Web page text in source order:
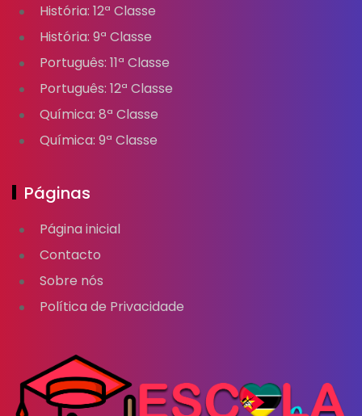
História: 12ª Classe
História: 9ª Classe
Português: 11ª Classe
Português: 12ª Classe
Química: 8ª Classe
Química: 9ª Classe
Páginas
Página inicial
Contacto
Sobre nós
Política de Privacidade